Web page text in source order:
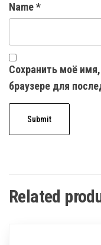
Name*
Сохранить моё
браузере для
Related